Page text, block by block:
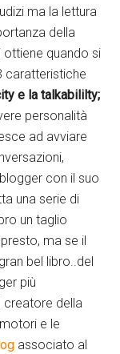
ma la lettura
della
quando si
caratteristiche
e la talkabililty;
personalità
ad avviare
con il suo
una serie di
un taglio
ma se il
bel libro..del
più
creatore della
e le
associato al